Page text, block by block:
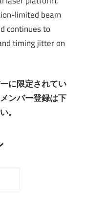
limited beam
continues to
timing jitter on
に限定されてい
ンバー登録は下
。